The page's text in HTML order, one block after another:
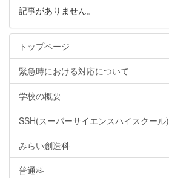
記事がありません。
トップページ
緊急時における対応について
学校の概要
SSH(スーパーサイエンスハイスクール)
みらい創造科
普通科